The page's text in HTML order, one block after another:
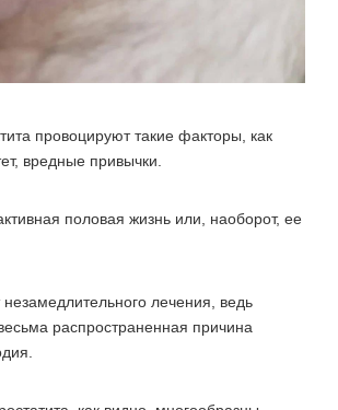
провоцируют такие факторы, как
вредные привычки.
половая жизнь или, наоборот, ее
незамедлительного лечения, ведь
распространенная причина